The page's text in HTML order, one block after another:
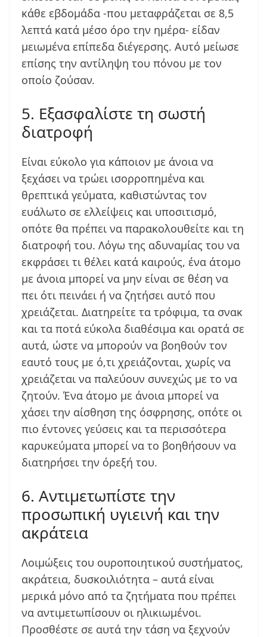
κάθε εβδομάδα -που μεταφράζεται σε 8,5
λεπτά κατά μέσο όρο την ημέρα- είδαν
μειωμένα επίπεδα διέγερσης. Αυτό μείωσε
επίσης την αντίληψη του πόνου με τον
οποίο ζούσαν.
5. Εξασφαλίστε τη σωστή
διατροφή
Είναι εύκολο για κάποιον με άνοια να
ξεχάσει να τρώει ισορροπημένα και
θρεπτικά γεύματα, καθιστώντας τον
ευάλωτο σε ελλείψεις και υποσιτισμό,
οπότε θα πρέπει να παρακολουθείτε και τη
διατροφή του. Λόγω της αδυναμίας του να
εκφράσει τι θέλει κατά καιρούς, ένα άτομο
με άνοια μπορεί να μην είναι σε θέση να
πει ότι πεινάει ή να ζητήσει αυτό που
χρειάζεται. Διατηρείτε τα τρόφιμα, τα σνακ
και τα ποτά εύκολα διαθέσιμα και ορατά σε
αυτά, ώστε να μπορούν να βοηθούν τον
εαυτό τους με ό,τι χρειάζονται, χωρίς να
χρειάζεται να παλεύουν συνεχώς με το να
ζητούν. Ένα άτομο με άνοια μπορεί να
χάσει την αίσθηση της όσφρησης, οπότε οι
πιο έντονες γεύσεις και τα περισσότερα
καρυκεύματα μπορεί να το βοηθήσουν να
διατηρήσει την όρεξή του.
6. Αντιμετωπίστε την
προσωπική υγιεινή και την
ακράτεια
Λοιμώξεις του ουροποιητικού συστήματος,
ακράτεια, δυσκοιλιότητα – αυτά είναι
μερικά μόνο από τα ζητήματα που πρέπει
να αντιμετωπίσουν οι ηλικιωμένοι.
Προσθέστε σε αυτά την τάση να ξεχνούν